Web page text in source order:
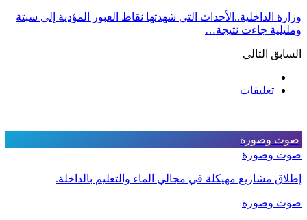
وزارة الداخلية..الأحداث التي شهدتها نقاط العبور المؤدية إلى سبتة
ومليلية جاءت نتيجة…
السابق التالي
تعليقات
صوت وصورة
صوت وصورة
إطلاق مشاريع مهيكلة في مجالي الماء والتعليم بالداخلة.
صوت وصورة